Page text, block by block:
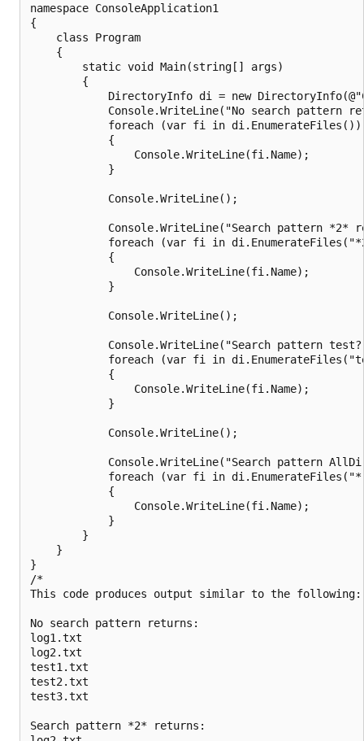
namespace ConsoleApplication1
{
    class Program
    {
        static void Main(string[] args)
        {
DirectoryInfo di = new
Console.WriteLine("No search pattern
            foreach (var fi in di.EnumerateFiles())
            {
                Console.WriteLine(fi.Name);
            }
            Console.WriteLine();
Console.WriteLine("Search pattern *2*
foreach (var fi in
            {
                Console.WriteLine(fi.Name);
            }
            Console.WriteLine();
Console.WriteLine("Search pattern
foreach (var fi in
            {
                Console.WriteLine(fi.Name);
            }
            Console.WriteLine();
Console.WriteLine("Search pattern
foreach (var fi in
            {
                Console.WriteLine(fi.Name);
            }
        }
    }
}
/*
This code produces output similar to the following:
No search pattern returns:
log1.txt
log2.txt
test1.txt
test2.txt
test3.txt
Search pattern *2* returns: